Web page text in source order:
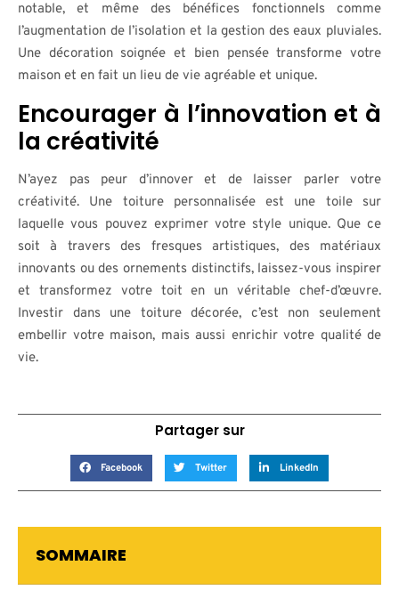
notable, et même des bénéfices fonctionnels comme
l’augmentation de l’isolation et la gestion des eaux pluviales.
Une décoration soignée et bien pensée transforme votre
maison et en fait un lieu de vie agréable et unique.
Encourager à l’innovation et à
la créativité
N’ayez pas peur d’innover et de laisser parler votre
créativité. Une toiture personnalisée est une toile sur
laquelle vous pouvez exprimer votre style unique. Que ce
soit à travers des fresques artistiques, des matériaux
innovants ou des ornements distinctifs, laissez-vous inspirer
et transformez votre toit en un véritable chef-d’œuvre.
Investir dans une toiture décorée, c’est non seulement
embellir votre maison, mais aussi enrichir votre qualité de
vie.
Partager sur
Facebook Twitter LinkedIn
SOMMAIRE